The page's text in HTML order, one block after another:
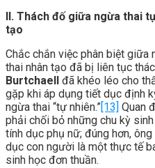
II. Thách đố giữa ngừa thai
tạo
Chắc chắn việc phân biệt giữa
thai nhân tạo đã bị liên tục
Burtchaell
đã khéo léo cho
gặp khi áp dụng tiết dục định
ngừa thai “tự nhiên.” [13] Quan
phải chối bỏ những chu kỳ
tính dục phụ nữ; đúng hơn,
dục con người là một thực tế
sinh học đơn thuần.